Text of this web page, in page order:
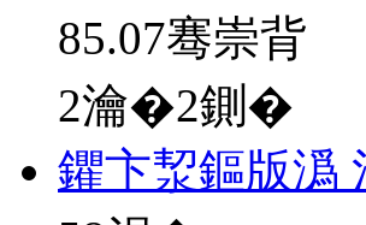
85.07骞崇背
2瀹�2鍘�
鑺卞洯鏂版潙